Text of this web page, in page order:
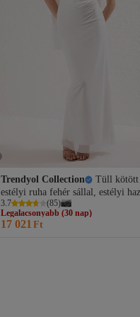
Trendyol Collection
Tüll kötött
estélyi ruha fehér sállal, estélyi
ruha TPRSS25AE00056
3.7 (85)
Legalacsonyabb (30 nap)
Ingyenes szállítás
17 021 Ft